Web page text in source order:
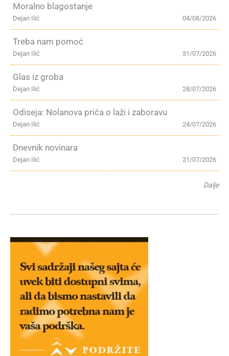
Moralno blagostanje
04/08/2026
Dejan Ilić
Treba nam pomoć
31/07/2026
Dejan Ilić
Glas iz groba
28/07/2026
Dejan Ilić
Odiseja: Nolanova priča o laži i zaboravu
24/07/2026
Dejan Ilić
Dnevnik novinara
21/07/2026
Dejan Ilić
Dalje